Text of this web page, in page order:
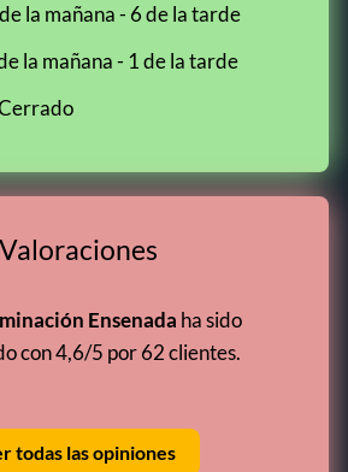
la mañana - 6 de la tarde
la mañana - 1 de la tarde
Valoraciones
Ensenada ha sido
con 4,6/5 por 62 clientes.
todas las opiniones